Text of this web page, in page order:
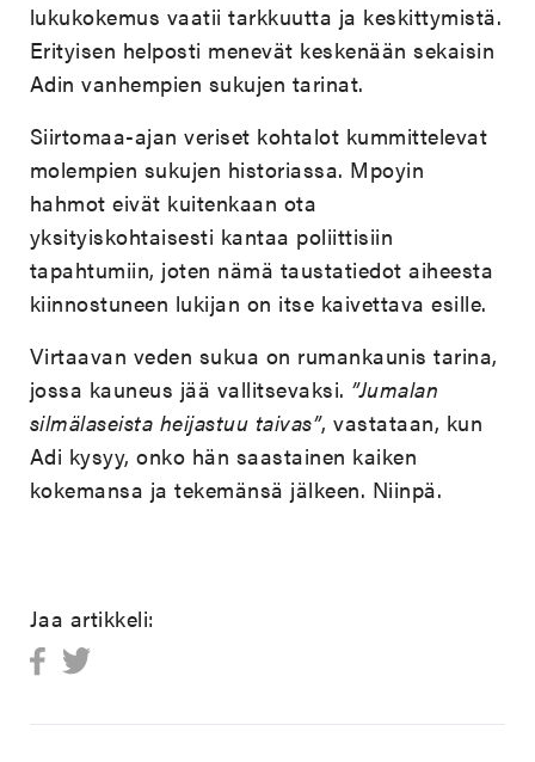
lukukokemus vaatii tarkkuutta ja keskittymistä.
Erityisen helposti menevät keskenään sekaisin
Adin vanhempien sukujen tarinat.
Siirtomaa-ajan veriset kohtalot kummittelevat
molempien sukujen historiassa. Mpoyin
hahmot eivät kuitenkaan ota
yksityiskohtaisesti kantaa poliittisiin
tapahtumiin, joten nämä taustatiedot aiheesta
kiinnostuneen lukijan on itse kaivettava esille.
Virtaavan veden sukua on rumankaunis tarina,
jossa kauneus jää vallitsevaksi. ”Jumalan
silmälaseista heijastuu taivas”, vastataan, kun
Adi kysyy, onko hän saastainen kaiken
kokemansa ja tekemänsä jälkeen. Niinpä.
Jaa artikkeli: